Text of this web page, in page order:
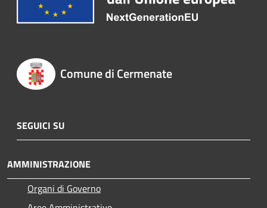
Comune di Cermenate
SEGUICI SU
AMMINISTRAZIONE
Organi di Governo